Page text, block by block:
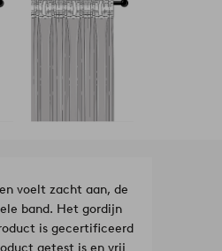
voelt zacht aan, de
band. Het gordijn
is gecertificeerd
getest is en vrij